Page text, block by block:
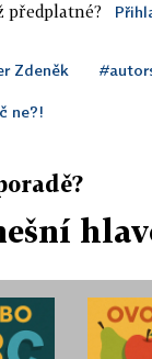
předplatné?
Zdeněk
ne?!